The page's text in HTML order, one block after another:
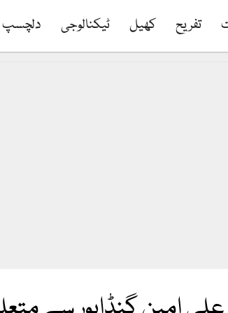
تفریح کھیل ٹیکنالوجی دلچسپ